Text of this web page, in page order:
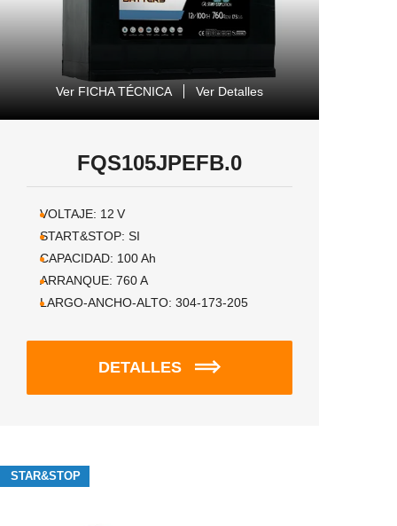
Ver FICHA TÉCNICA Ver Detalles
FQS105JPEFB.0
VOLTAJE: 12 V
START&STOP: SI
CAPACIDAD: 100Ah
ARRANQUE: 760A
LARGO-ANCHO-ALTO: 304-173-205
DETALLES
STAR&STOP